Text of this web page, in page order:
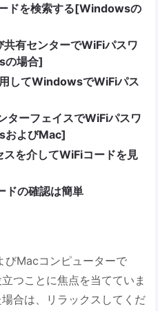
ドを検索する[Windowsの
有センターでWiFiパスワ
の場合]
してWindowsでWiFiパス
ターフェイスでWiFiパスワ
およびMac]
を介してWiFiコードを見
ドの確認は簡単
びMacコンピューターで
つことに焦点を当てていま
合は、リラックスしてくだ